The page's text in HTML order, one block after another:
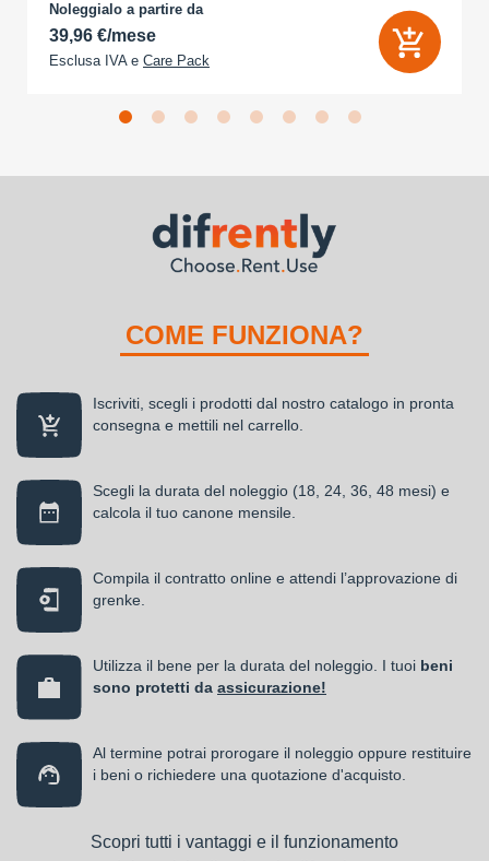
Noleggialo a partire da
39,96 €/mese
Esclusa IVA e Care Pack
COME FUNZIONA?
Iscriviti, scegli i prodotti dal nostro catalogo in pronta
consegna e mettili nel carrello.
Scegli la durata del noleggio (18, 24, 36, 48 mesi) e
calcola il tuo canone mensile.
Compila il contratto online e attendi l’approvazione di
grenke.
Utilizza il bene per la durata del noleggio. I tuoi beni
sono protetti da assicurazione!
Al termine potrai prorogare il noleggio oppure restituire
i beni o richiedere una quotazione d'acquisto.
Scopri tutti i vantaggi e il funzionamento